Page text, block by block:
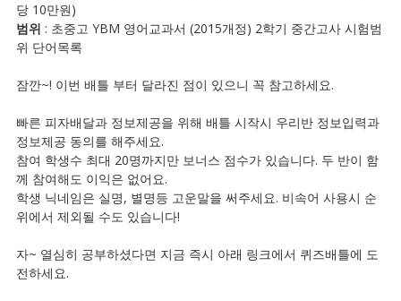
당 10만원)
범위 : 초중고 YBM 영어교과서 (2015개정) 2학기 중간고사 시험범
위 단어목록
잠깐~! 이번 배틀 부터 달라진 점이 있으니 꼭 참고하세요.
빠른 피자배달과 정보제공을 위해 배틀 시작시 우리반 정보입력과
정보제공 동의를 해주세요.
참여 학생수 최대 20명까지만 보너스 점수가 있습니다. 두 반이 함
께 참여해도 이익은 없어요.
학생 닉네임은 실명, 별명등 고운말을 써주세요. 비속어 사용시 순
위에서 제외될 수도 있습니다!
자~ 열심히 공부하셨다면 지금 즉시 아래 링크에서 퀴즈배틀에 도
전하세요.